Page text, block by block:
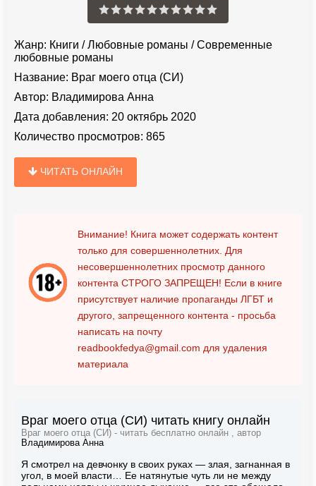
Жанр: Книги /Любовные романы /Современные
любовные романы
Название: Враг моего отца (СИ)
Автор: Владимирова Анна
Дата добавления: 20 октябрь 2020
Количество просмотров: 865
ЧИТАТЬ ОНЛАЙН
Внимание! Книга может содержать контент
только для совершеннолетних. Для
несовершеннолетних просмотр данного
контента СТРОГО ЗАПРЕЩЕН! Если в книге
присутствует наличие пропаганды ЛГБТ и
другого, запрещенного контента - просьба
написать на почту
readbookfedya@gmail.com для удаления
материала
Враг моего отца (СИ) читать книгу онлайн
Враг моего отца (СИ) - читать бесплатно онлайн , автор
Владимирова Анна
Я смотрел на девчонку в своих руках — злая, загнанная в
угол, в моей власти… Ее натянутые чуть ли не между